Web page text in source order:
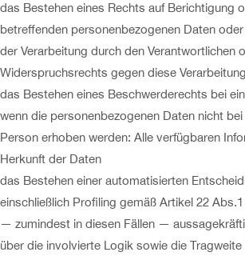
das Bestehen eines Rechts auf Berichtigung
betreffenden personenbezogenen Daten
der Verarbeitung durch den Verantwortlichen
Widerspruchsrechts gegen diese Verarbeitung
das Bestehen eines Beschwerderechts bei
wenn die personenbezogenen Daten nicht
Person erhoben werden: Alle verfügbaren
Herkunft der Daten
das Bestehen einer automatisierten
einschließlich Profiling gemäß Artikel 22
— zumindest in diesen Fällen —
über die involvierte Logik sowie die Tragweite